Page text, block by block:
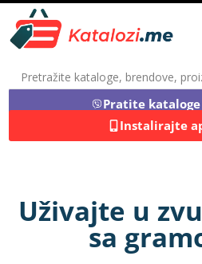
Pratite
Instalirajte
Uživajte u
sa